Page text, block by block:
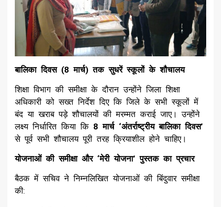
बालिका दिवस (8 मार्च) तक सुधरें स्कूलों के शौचालय
​शिक्षा विभाग की समीक्षा के दौरान उन्होंने जिला शिक्षा
अधिकारी को सख्त निर्देश दिए कि जिले के सभी स्कूलों में
बंद या खराब पड़े शौचालयों की मरम्मत कराई जाए। उन्होंने
लक्ष्य निर्धारित किया कि 8 मार्च ‘अंतर्राष्ट्रीय बालिका दिवस’
से पूर्व सभी शौचालय पूरी तरह क्रियाशील होने चाहिए।
योजनाओं की समीक्षा और ‘मेरी योजना’ पुस्तक का प्रचार
​बैठक में सचिव ने निम्नलिखित योजनाओं की बिंदुवार समीक्षा
की: